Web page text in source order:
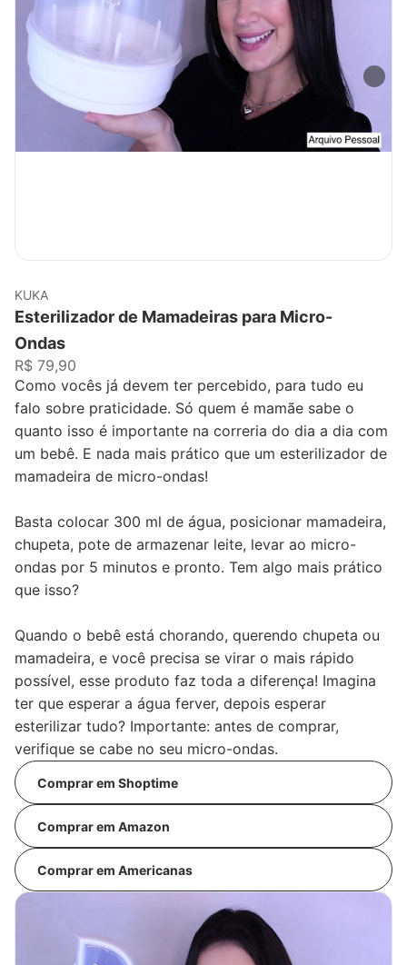
KUKA
Esterilizador de Mamadeiras para Micro-
Ondas
R$ 79,90
Como vocês já devem ter percebido, para tudo eu
falo sobre praticidade. Só quem é mamãe sabe o
quanto isso é importante na correria do dia a dia com
um bebê. E nada mais prático que um esterilizador de
mamadeira de micro-ondas!
Basta colocar 300 ml de água, posicionar mamadeira,
chupeta, pote de armazenar leite, levar ao micro-
ondas por 5 minutos e pronto. Tem algo mais prático
que isso?
Quando o bebê está chorando, querendo chupeta ou
mamadeira, e você precisa se virar o mais rápido
possível, esse produto faz toda a diferença! Imagina
ter que esperar a água ferver, depois esperar
esterilizar tudo? Importante: antes de comprar,
verifique se cabe no seu micro-ondas.
Comprar em Shoptime
Comprar em Amazon
Comprar em Americanas